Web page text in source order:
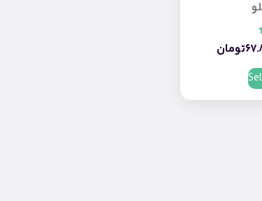
تومان